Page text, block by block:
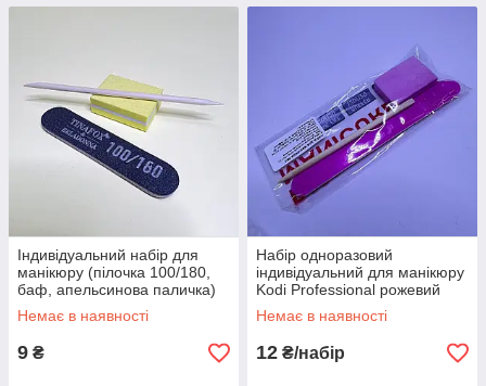
Індивідуальний набір для
манікюру (пілочка 100/180,
баф, апельсинова паличка)
Немає в наявності
9 ₴
Набір одноразовий
індивідуальний для манікюру
Kodi Professional рожевий
Немає в наявності
12 ₴/набір